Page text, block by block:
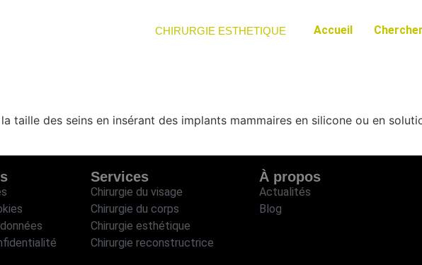
Accueil
CHIRURGIE ESTHETIQUE
taille des seins en insérant des implants mammaires en silicone ou en
Services
Chirurgie du visage
Chirurgie du corps
Chirurgie esthétique
Chirurgie reconstructrice
À propos
Actualités
Blog